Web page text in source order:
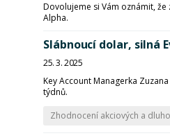
Dovolujeme si Vám oznámit,
Alpha.
Slábnoucí dolar, silná
25. 3. 2025
Key Account Managerka
týdnů.
Zhodnocení akciových a